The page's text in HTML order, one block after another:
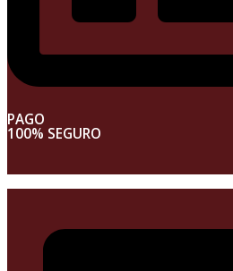
PAGO
100% SEGURO